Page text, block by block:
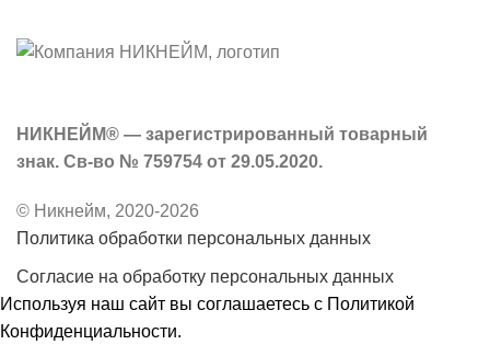
НИКНЕЙМ® — зарегистрированный товарный
знак. Св-во № 759754 от 29.05.2020.
© Никнейм, 2020-2026
Политика обработки персональных данных
Согласие на обработку персональных данных
Используя наш сайт вы соглашаетесь с Политикой
Конфиденциальности.